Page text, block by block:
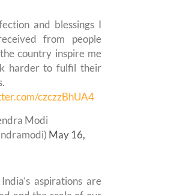
and blessings I
from people
country inspire me
harder to fulfil their
czczzBhUA4
Modi
May 16,
aspirations are